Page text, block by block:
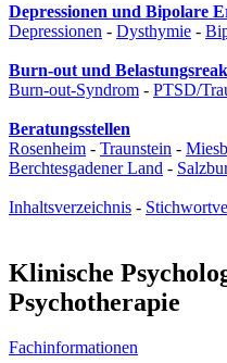
Depressionen und Bipolare
Depressionen - Dysthymie -
Burn-out und
Burn-out-Syndrom - PTSD/
Beratungsstellen
Rosenheim - Traunstein -
Berchtesgadener Land -
Inhaltsverzeichnis -
Klinische
Psychotherapie
Fachinformationen